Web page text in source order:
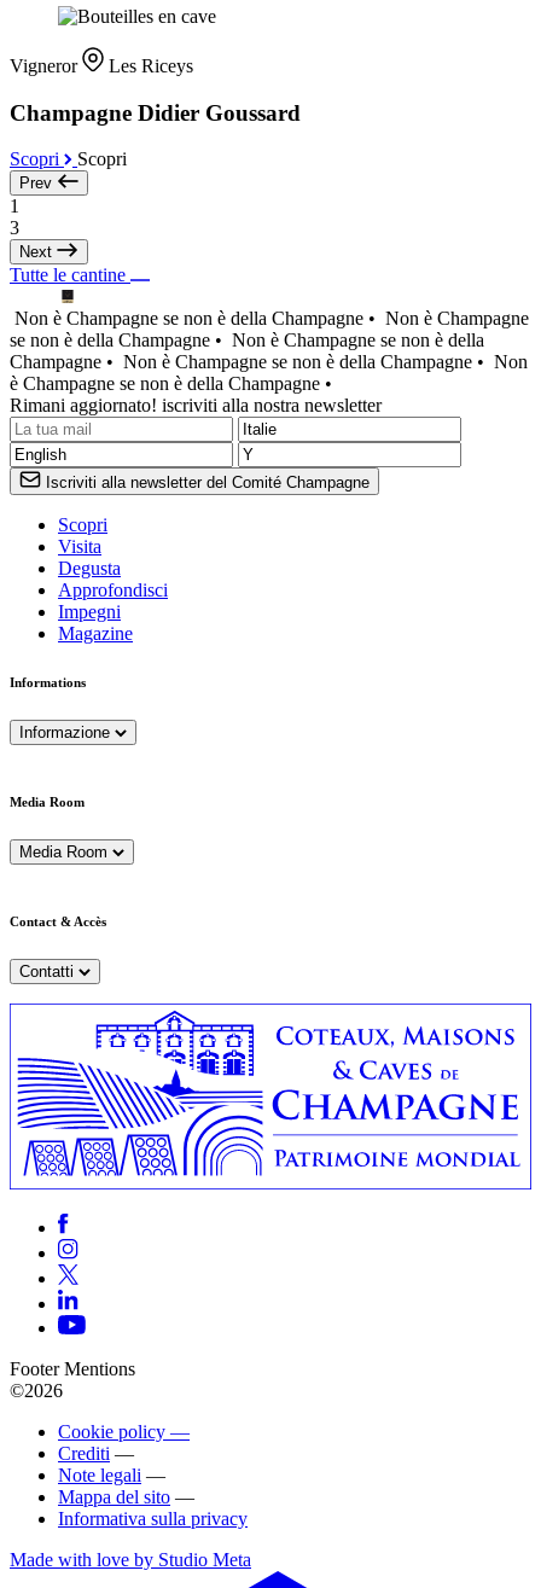
Vigneror Les Riceys
Champagne Didier Goussard
Scopri Scopri
Prev
1
3
Next
Tutte le cantine
Non è Champagne se non è della Champagne • Non è Champagne
se non è della Champagne • Non è Champagne se non è della
Champagne • Non è Champagne se non è della Champagne • Non
è Champagne se non è della Champagne •
Rimani aggiornato! iscriviti alla nostra newsletter
Iscriviti alla newsletter del Comité Champagne
Scopri
Visita
Degusta
Approfondisci
Impegni
Magazine
Informations
Informazione
Media Room
Media Room
Contact & Accès
Contatti
Footer Mentions
©2026
Cookie policy —
Crediti —
Note legali —
Mappa del sito —
Informativa sulla privacy
Made with love by Studio Meta